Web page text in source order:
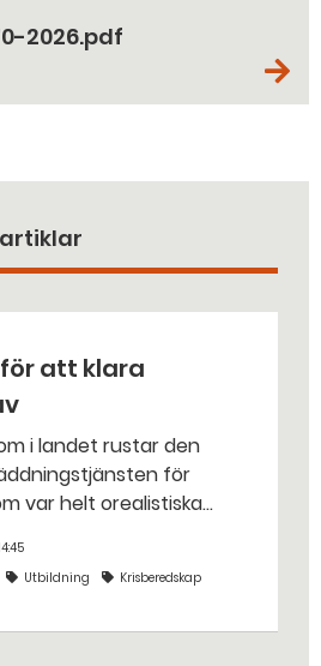
2026.pdf
att klara
för
var helt orealistiska
granater och hot
drönare i det
Utbildning Krisberedskap